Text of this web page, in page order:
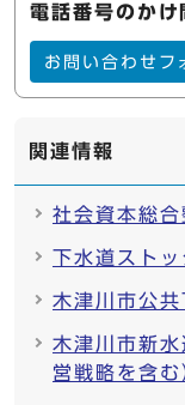
電話番号のかけ
お問い合わせフ
関連情報
社会資本総合
下水道スト
木津川市公
木津川市新
営戦略を含む